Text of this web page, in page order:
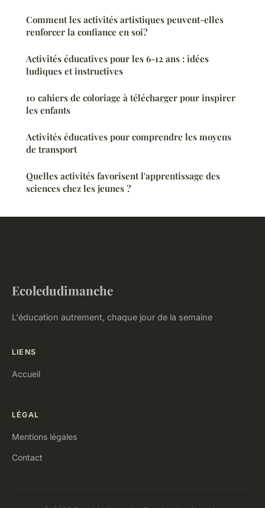
Comment les activités artistiques peuvent-elles
renforcer la confiance en soi?
Activités éducatives pour les 6-12 ans : idées
ludiques et instructives
10 cahiers de coloriage à télécharger pour inspirer
les enfants
Activités éducatives pour comprendre les moyens
de transport
Quelles activités favorisent l'apprentissage des
sciences chez les jeunes ?
Ecoledudimanche
L'éducation autrement, chaque jour de la semaine
LIENS
Accueil
LÉGAL
Mentions légales
Contact